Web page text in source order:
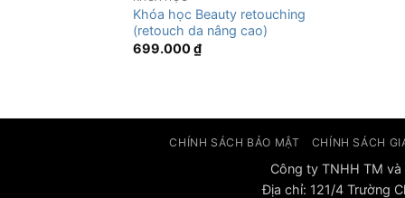
Khóa học Beauty retouching
(retouch da nâng cao)
699.000₫
CHÍNH SÁCH BẢO MẬT CHÍNH SÁCH
Công ty TNHH TM
Địa chỉ: 121/4 Trường